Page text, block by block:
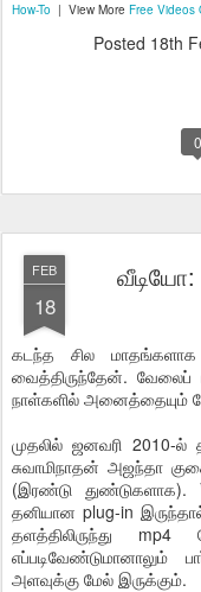
How-To | View More Free Videos
Posted 18th
0
FEB
18
கடந்த சில
வைத்திருந்தேன். வேலைப்
நாள்களில் அனைத்தையும்
முதலில் ஜனவரி 2010-ல்
சுவாமிநாதன் அஜந்தா
(இரண்டு துண்டுகளாக).
தனியான plug-in
தளத்திலிருந்து
அளவுக்கு மேல் இருக்கும்.